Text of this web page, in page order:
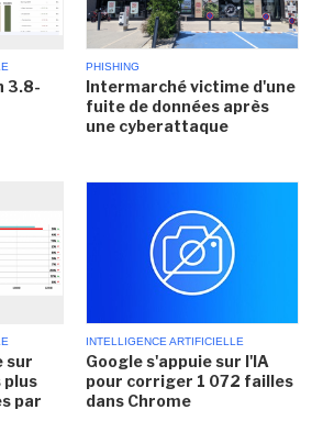
3.8-
PHISHING
Intermarché victime d'une
fuite de données après
une cyberattaque
sur
plus
par
INTELLIGENCE ARTIFICIELLE
Google s'appuie sur l'IA
pour corriger 1 072 failles
dans Chrome